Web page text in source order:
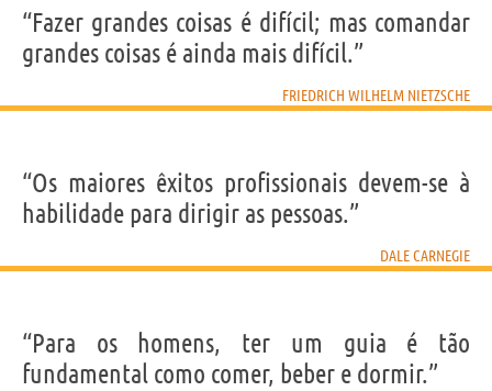
“Fazer grandes coisas é difícil; mas comandar
grandes coisas é ainda mais difícil.”
FRIEDRICH WILHELM NIETZSCHE
“Os maiores êxitos profissionais devem-se à
habilidade para dirigir as pessoas.”
DALE CARNEGIE
“Para os homens, ter um guia é tão
fundamental como comer, beber e dormir.”